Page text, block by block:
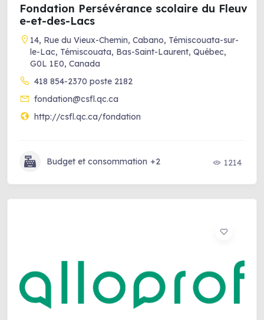
Fondation Persévérance scolaire du Fleuv
e-et-des-Lacs
14, Rue du Vieux-Chemin, Cabano, Témiscouata-sur-
le-Lac, Témiscouata, Bas-Saint-Laurent, Québec,
G0L 1E0, Canada
418 854-2370 poste 2182
fondation@csfl.qc.ca
http://csfl.qc.ca/fondation
Budget et consommation +2 1214